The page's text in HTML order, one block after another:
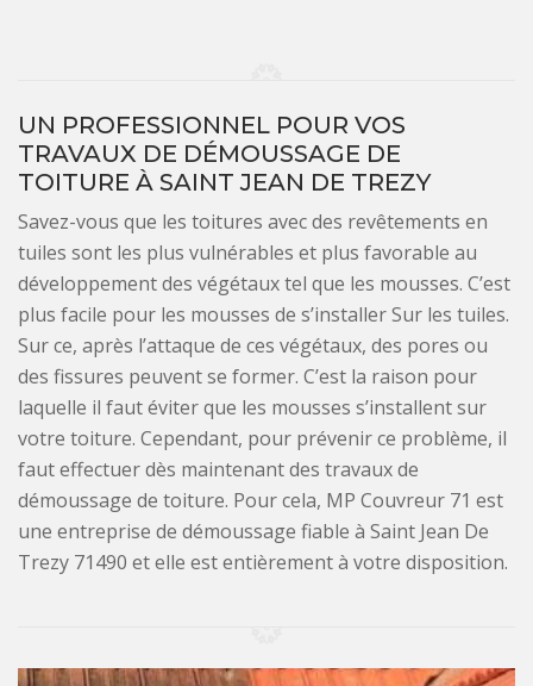
UN PROFESSIONNEL POUR VOS
TRAVAUX DE DÉMOUSSAGE DE
TOITURE À SAINT JEAN DE TREZY
Savez-vous que les toitures avec des revêtements en
tuiles sont les plus vulnérables et plus favorable au
développement des végétaux tel que les mousses. C’est
plus facile pour les mousses de s’installer Sur les tuiles.
Sur ce, après l’attaque de ces végétaux, des pores ou
des fissures peuvent se former. C’est la raison pour
laquelle il faut éviter que les mousses s’installent sur
votre toiture. Cependant, pour prévenir ce problème, il
faut effectuer dès maintenant des travaux de
démoussage de toiture. Pour cela, MP Couvreur 71 est
une entreprise de démoussage fiable à Saint Jean De
Trezy 71490 et elle est entièrement à votre disposition.